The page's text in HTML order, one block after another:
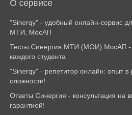
О сервисе
"Sinerqy" - удобный онлайн-сервис
МТИ, МосАП
Тесты Синергия МТИ (МОИ) МосАП -
каждого студента
"Sinerqy" - репетитор онлайн: опыт
сложности!
Ответы Синергия - консультация на
гарантией!